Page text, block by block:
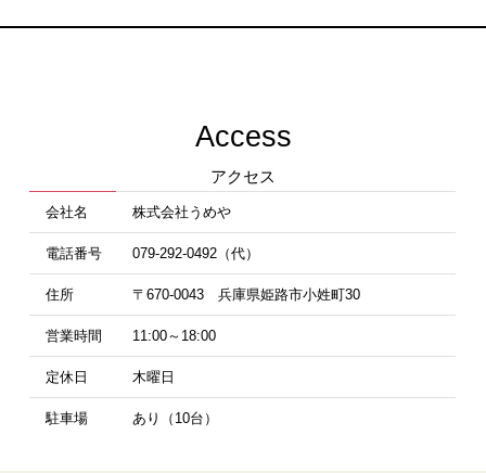
Access
アクセス
会社名 株式会社うめや
電話番号 079-292-0492（代）
住所 〒670-0043 兵庫県姫路市小姓町30
営業時間 11:00～18:00
定休日 木曜日
駐車場 あり（10台）